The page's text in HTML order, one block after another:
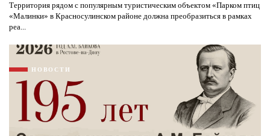
Территория рядом с популярным туристическим объектом «Парком птиц
«Малинки» в Красносулинском районе должна преобразиться в рамках
реа...
НОВОСТИ